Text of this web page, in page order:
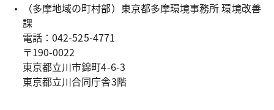
（多摩地域の町村部）東京都多摩環境事務所 環境改善
課
電話：042-525-4771
〒190-0022
東京都立川市錦町4-6-3
東京都立川合同庁舎3階